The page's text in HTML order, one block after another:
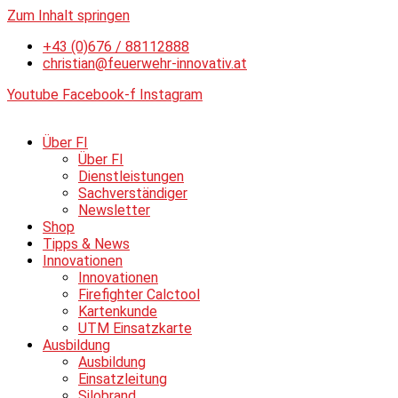
Zum Inhalt springen
+43 (0)676 / 88112888
christian@feuerwehr-innovativ.at
Youtube Facebook-f Instagram
Über FI
Über FI
Dienstleistungen
Sachverständiger
Newsletter
Shop
Tipps & News
Innovationen
Innovationen
Firefighter Calctool
Kartenkunde
UTM Einsatzkarte
Ausbildung
Ausbildung
Einsatzleitung